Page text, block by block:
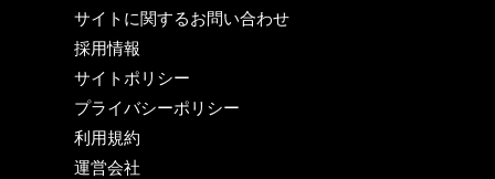
サイトに関するお問い合わせ
採用情報
サイトポリシー
プライバシーポリシー
利用規約
運営会社